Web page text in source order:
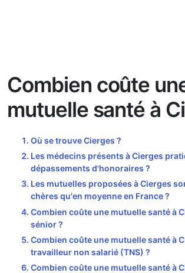
Combien coûte
mutuelle santé à
Où se trouve Cierges ?
Les médecins présents à Cierges
dépassements d'honoraires ?
Les mutuelles proposées à Cierges
chères qu'en moyenne en France ?
Combien coûte une mutuelle santé à
sénior ?
Combien coûte une mutuelle santé à
travailleur non salarié (TNS) ?
Combien coûte une mutuelle santé à